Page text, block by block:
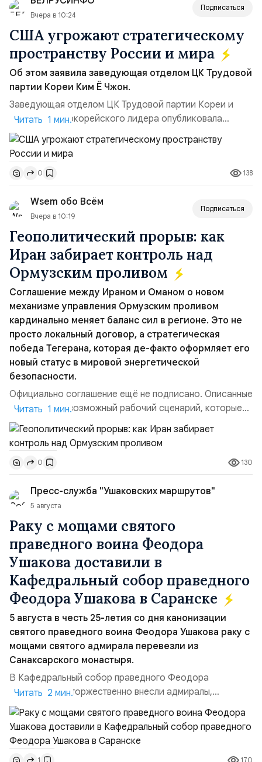
Вчера в 10:24
Подписаться
США угрожают стратегическому
пространству России и мира
Об этом заявила заведующая отделом ЦК Трудовой
партии Кореи Ким Ё Чжон.
Заведующая отделом ЦК Трудовой партии Кореи и
сестра северокорейского лидера опубликовала
заявление для прессы в ответ на проведение Токио
совместных с флотом США запусков крылатых ракет
Томагавк.«Япония отбросила обманчивую видимость
„исключительно оборонительной страны“ и выносит
вопрос о собственном ядерном вооружении на
всеобщее обозрение, одновреме...
Читать 1 мин.
0 138
Wsem обо Всём
Вчера в 10:19
Подписаться
Геополитический прорыв: как
Иран забирает контроль над
Ормузским проливом
Соглашение между Ираном и Оманом о новом
механизме управления Ормузским проливом
кардинально меняет баланс сил в регионе. Это не
просто локальный договор, а стратегическая
победа Тегерана, которая де-факто оформляет его
новый статус в мировой энергетической
безопасности.
Официально соглашение ещё не подписано. Описанные
пункты — это возможный рабочий сценарий, которые
скорее всего будут реализованы.Разбираем ключевые
тезисы и последствия этого соглашения:. 1. Новые
доли контроля (75 на 25). Было: Ранее Иран и Оман
контролировали пролив на паритетных началах —
50/50. Стало: Новое соглашение закрепляет за
Ираном...
Читать 1 мин.
0 130
Пресс-служба "Ушаковских маршрутов"
5 августа
Раку с мощами святого
праведного воина Феодора
Ушакова доставили в
Кафедральный собор праведного
Феодора Ушакова в Саранске
5 августа в честь 25-летия со дня канонизации
святого праведного воина Феодора Ушакова раку с
мощами святого адмирала перевезли из
Санаксарского монастыря.
В Кафедральный собор праведного Феодора
Ушакова раку торжественно внесли адмиралы,
участвовавшие в канонизации святого праведного
воина Феодора Ушакова 25 лет назад:Адмирал
Владимир Прокофьевич Валуев, командующий
Балтийским флотом ВМФ России (2001–2006
Читать 2 мин.
1 170